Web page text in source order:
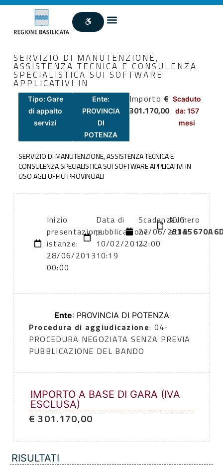
SERVIZIO DI MANUTENZIONE,
ASSISTENZA TECNICA E CONSULENZA
SPECIALISTICA SUI SOFTWARE
APPLICATIVI IN
Tipo: Gare
di appalto
servizi
Ente:
PROVINCIA
DI
POTENZA
Importo €
301.170,00
Scaduto
da: 157
mesi
SERVIZIO DI MANUTENZIONE, ASSISTENZA TECNICA E
CONSULENZA SPECIALISTICA SUI SOFTWARE APPLICATIVI IN
USO AGLI UFFICI PROVINCIALI
Inizio
presentazione
istanze:
28/06/2013
00:00
Data di
pubblicazione:
10/02/2014
10:19
Scadenza:
27/06/2013
22:00
Numero
atto:
CIG:
Ente: PROVINCIA DI POTENZA
Procedura di aggiudicazione: 04-
PROCEDURA NEGOZIATA SENZA PREVIA
PUBBLICAZIONE DEL BANDO
IMPORTO A BASE DI GARA (IVA
ESCLUSA)
€ 301.170,00
RISULTATI